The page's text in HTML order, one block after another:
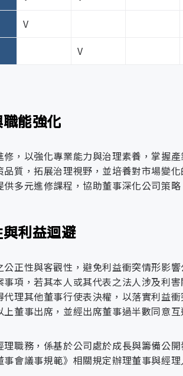
V
V
能強化
修，以強化專業能力與治理素養，掌握
品質，拓展治理視野，並培養對市場變
多元進修課程，協助董事深化公司策
利益迴避
公正性與客觀性，避免利益衝突情形影
事項，若其本人或其代表之法人涉及利
理其他董事行使表決權，以落實利益
董事出席，並經出席董事過半數同意
理職務，係基於公司處於成長與籌備公
會議事規範》相關規定辦理董事與經
規劃並推動公司永續發展策略，執行
統籌公司營運方向與年度目標，監
策略有效落實。
持續提升在台電市場之能見度與市占
發，並負責前期技術驗證（POC），
負責會計帳務、財務管理與資金調
理董事會、股東會及股務相關事宜，
統籌職業安全衛生管理，執行風險
打造安全、健康且具永續韌性的職場
險盤點與管理對策
潛在衝擊 因應對策
產業競爭
更具吸引
力的產品
略，可能
導致客戶
轉移、訂
單流失，
市場占有
率與利潤
力。即時掌握法規與
新，強化市場競爭優勢
進，導入國際成熟解決
力。擴大間接合作對象
象建立策略合作模式
產業合作平台，提升整
護面向
管理與查核機制
區域管制與安全防護：依風險等級劃
安全檢查，稽核結果經權責主管簽
授權人員進入敏感區域。異常處置
訊管理單位執行修正與後續追蹤。
與維護制度化：針對各類軟硬體，訂
錄納入後續追蹤改善。設備移動與
管理與紀錄留存。
網路使用者與傳輸安全管理：針對
送；委外人員需依《委外作業管理程
定規則表」定期紀錄控管。設備設
保防火牆及資安規範與最新作業需